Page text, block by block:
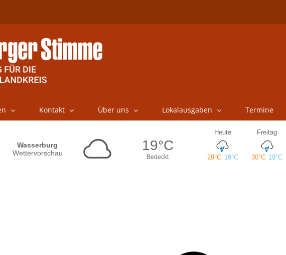
Kontakt Über uns Lokalausgaben Termine